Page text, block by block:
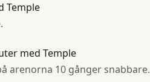
Temple
med Temple
arenorna 10 gånger snabbare.